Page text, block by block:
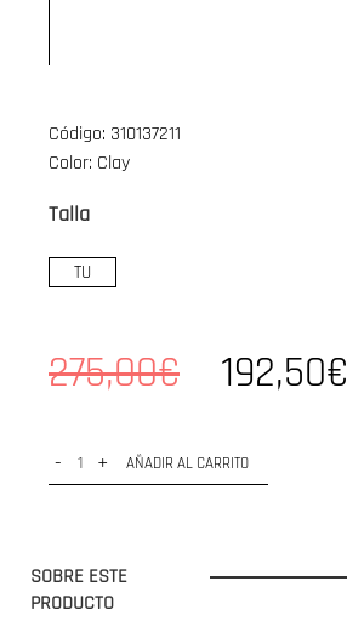
Código: 310137211
Color: Clay
Talla
TU
275,00€ 192,50€
- + AÑADIR AL CARRITO
SOBRE ESTE
PRODUCTO